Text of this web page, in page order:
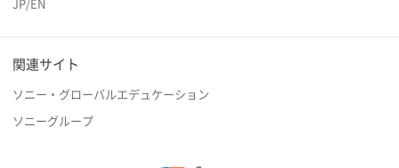
JP/EN
関連サイト
ソニー・グローバルエデュケーション
ソニーグループ